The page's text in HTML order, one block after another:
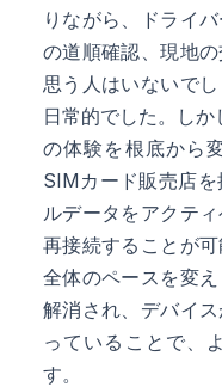
りながら、ドライ
の道順確認、現地
思う人はいないで
日常的でした。し
の体験を根底から
SIMカード販売店
ルデータをアクテ
再接続することが
全体のペースを変
解消され、デバイ
っていることで、
す。